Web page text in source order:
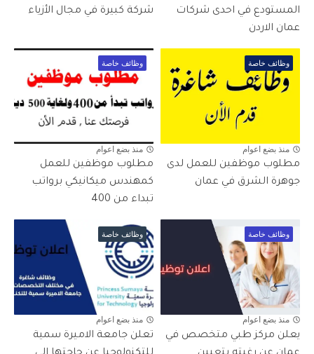
المستودع في احدى شركات
عمان الاردن
شركة كبيرة في مجال الأزياء
وظائف خاصة
منذ بضع اعوام
مطلوب موظفين للعمل لدى
جوهرة الشرق في عمان
وظائف خاصة
منذ بضع اعوام
مطلوب موظفين للعمل
كمهندس ميكانيكي برواتب
تبداء من 400
وظائف خاصة
منذ بضع اعوام
يعلن مركز طبي متخصص في
وظائف خاصة
منذ بضع اعوام
تعلن جامعة الاميرة سمية